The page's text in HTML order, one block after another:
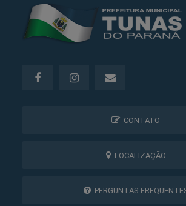
CONTATO
LOCALIZAÇÃO
PERGUNTAS